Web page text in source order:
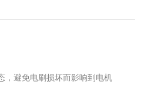
，避免电刷损坏而影响到电机